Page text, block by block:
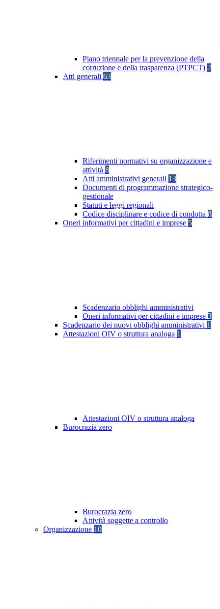
Piano triennale per la prevenzione della
corruzione e della trasparenza (PTPCT) 2
Atti generali 63
Riferimenti normativi su organizzazione e
attività 8
Atti amministrativi generali 13
Documenti di programmazione strategico-
gestionale
Statuti e leggi regionali
Codice disciplinare e codice di condotta 8
Oneri informativi per cittadini e imprese 5
Scadenzario obblighi amministrativi
Oneri informativi per cittadini e imprese 3
Scadenzario dei nuovi obblighi amministrativi 1
Attestazioni OIV o struttura analoga 1
Attestazioni OIV o struttura analoga
Burocrazia zero
Burocrazia zero
Attività soggette a controllo
Organizzazione 10